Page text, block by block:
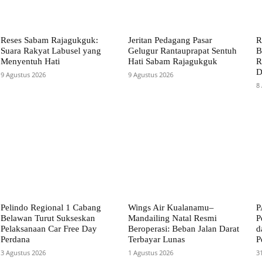
Reses Sabam Rajagukguk:
Suara Rakyat Labusel yang
Menyentuh Hati
9 Agustus 2026
Jeritan Pedagang Pasar
Gelugur Rantauprapat Sentuh
Hati Sabam Rajagukguk
9 Agustus 2026
8
Pelindo Regional 1 Cabang
Belawan Turut Sukseskan
Pelaksanaan Car Free Day
Perdana
3 Agustus 2026
Wings Air Kualanamu–
Mandailing Natal Resmi
Beroperasi: Beban Jalan Darat
Terbayar Lunas
1 Agustus 2026